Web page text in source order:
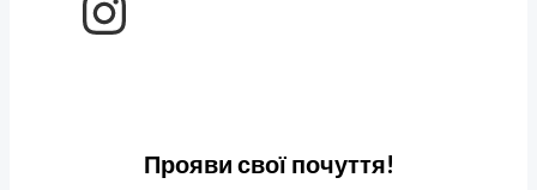
Прояви свої почуття!